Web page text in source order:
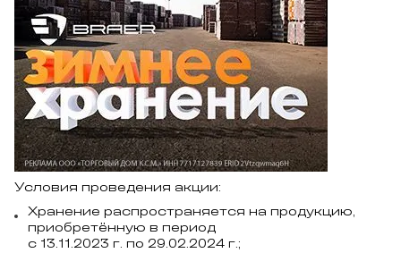
Условия проведения акции:
Хранение распространяется на продукцию,
приобретённую в период
с 13.11.2023 г. по 29.02.2024 г.;